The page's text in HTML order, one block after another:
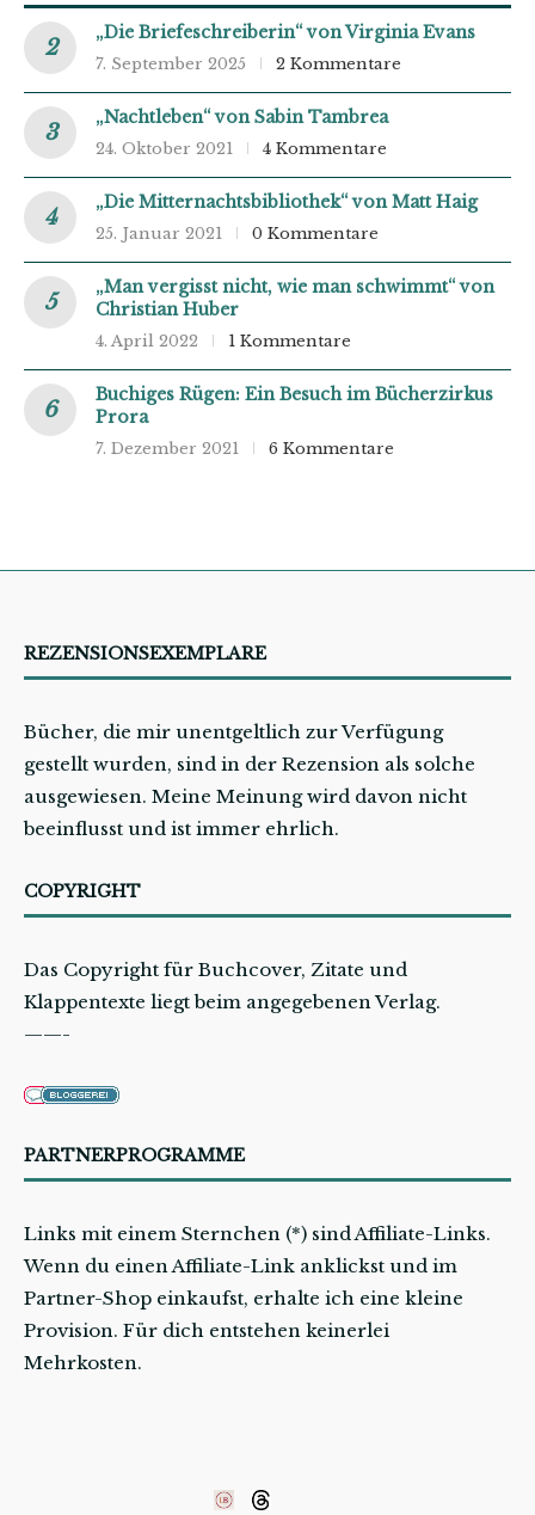
„Die Briefeschreiberin“ von Virginia Evans
7. September 2025 2 Kommentare
„Nachtleben“ von Sabin Tambrea
24. Oktober 2021 4 Kommentare
„Die Mitternachtsbibliothek“ von Matt Haig
25. Januar 2021 0 Kommentare
„Man vergisst nicht, wie man schwimmt“ von
Christian Huber
4. April 2022 1 Kommentare
Buchiges Rügen: Ein Besuch im Bücherzirkus
Prora
7. Dezember 2021 6 Kommentare
REZENSIONSEXEMPLARE
Bücher, die mir unentgeltlich zur Verfügung
gestellt wurden, sind in der Rezension als solche
ausgewiesen. Meine Meinung wird davon nicht
beeinflusst und ist immer ehrlich.
COPYRIGHT
Das Copyright für Buchcover, Zitate und
Klappentexte liegt beim angegebenen Verlag.
——-
PARTNERPROGRAMME
Links mit einem Sternchen (*) sind Affiliate-Links.
Wenn du einen Affiliate-Link anklickst und im
Partner-Shop einkaufst, erhalte ich eine kleine
Provision. Für dich entstehen keinerlei
Mehrkosten.